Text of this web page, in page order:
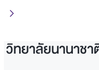
วิทยาลัยนานาช